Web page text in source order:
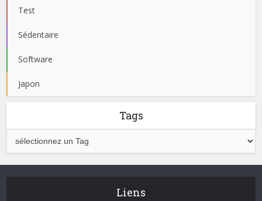
Test
Sédentaire
Software
Japon
Tags
Liens